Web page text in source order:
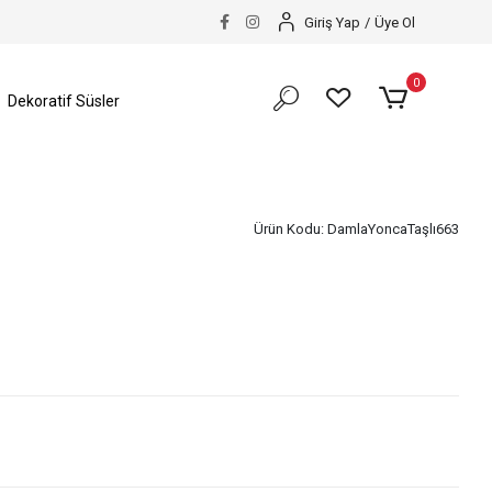
Giriş Yap / Üye Ol
Dekoratif Süsler
0
Ürün Kodu: DamlaYoncaTaşlı663